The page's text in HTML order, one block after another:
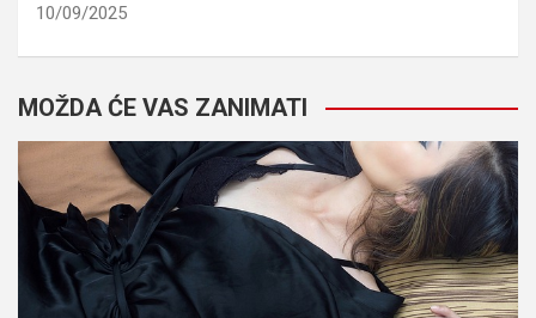
10/09/2025
MOŽDA ĆE VAS ZANIMATI